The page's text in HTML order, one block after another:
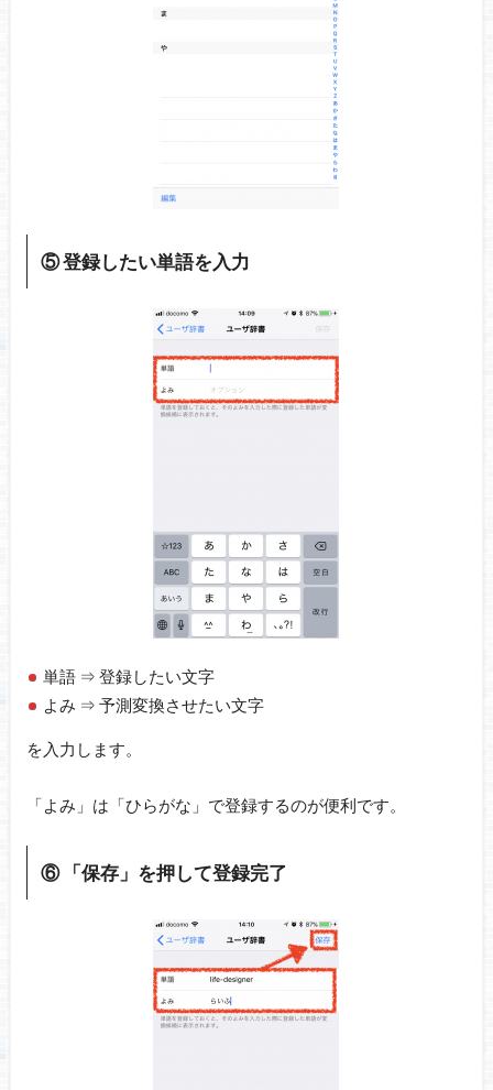
⑤ 登録したい単語を入力
単語 ⇒ 登録したい文字
よみ ⇒ 予測変換させたい文字
を入力します。
「よみ」は「ひらがな」で登録するのが便利です。
⑥ 「保存」を押して登録完了